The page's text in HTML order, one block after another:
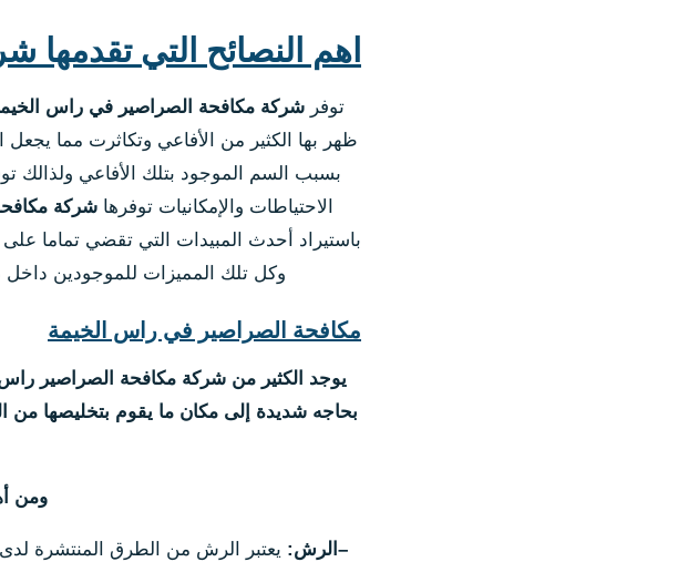
اهم النصائح التي
توفر شركة مكافحة الصراصير في راس
ظهر بها الكثير من الأفاعي وتكاثرت مما
بسبب السم الموجود بتلك الأفاعي ولذالك
الاحتياطات والإمكانيات توفرهاشركة
باستيراد أحدث المبيدات التي تقضي تماما
وكل تلك المميزات للموجودين
مكافحة الصراصير في راس الخيمة
يوجد الكثير من شركة مكافحة الصراصير راس
بحاجه شديدة إلى مكان ما يقوم بتخليصها
ومن
– الرش: يعتبر الرش من الطرق المنتشرة